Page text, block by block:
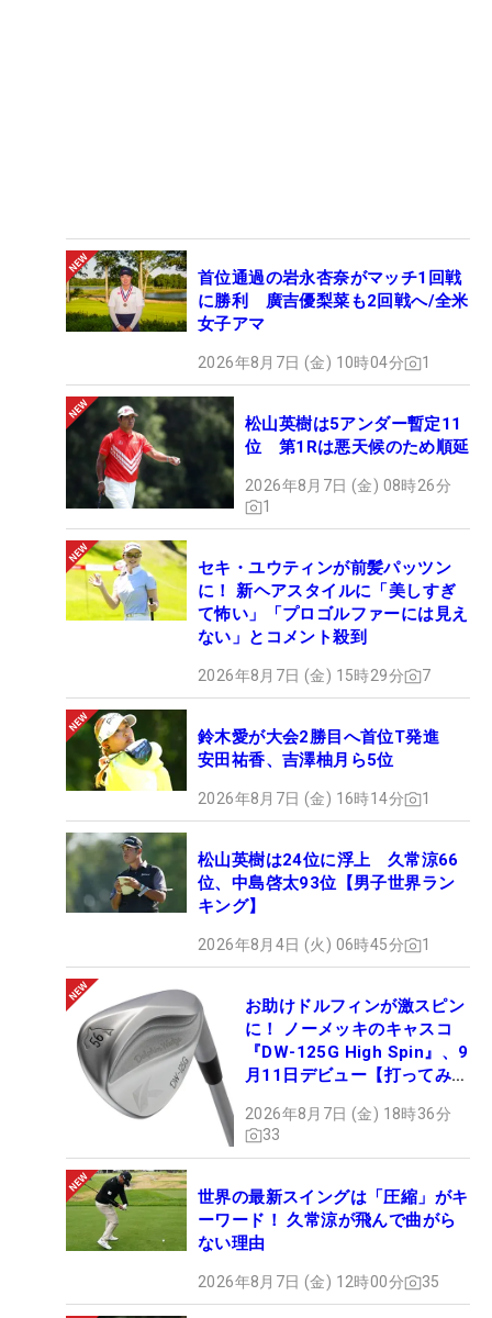
首位通過の岩永杏奈がマッチ1回戦
に勝利 廣吉優梨菜も2回戦へ/全米
女子アマ
2026年8月7日 (金) 10時04分 1
松山英樹は5アンダー暫定11
位 第1Rは悪天候のため順延
2026年8月7日 (金) 08時26分
1
セキ・ユウティンが前髪パッツン
に！ 新ヘアスタイルに「美しすぎ
て怖い」「プロゴルファーには見え
ない」とコメント殺到
2026年8月7日 (金) 15時29分 7
鈴木愛が大会2勝目へ首位T発進
安田祐香、吉澤柚月ら5位
2026年8月7日 (金) 16時14分 1
松山英樹は24位に浮上 久常涼66
位、中島啓太93位【男子世界ラン
キング】
2026年8月4日 (火) 06時45分 1
お助けドルフィンが激スピン
に！ ノーメッキのキャスコ
『DW-125G High Spin』、9
月11日デビュー【打ってみ
2026年8月7日 (金) 18時36分
33
世界の最新スイングは「圧縮」がキ
ーワード！ 久常涼が飛んで曲がら
ない理由
2026年8月7日 (金) 12時00分 35